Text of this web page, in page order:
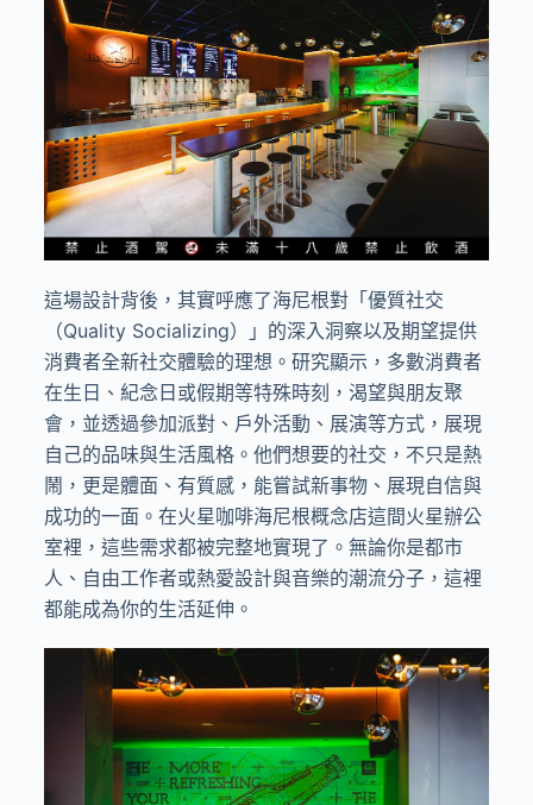
這場設計背後，其實呼應了海尼根對「優質社交
（Quality Socializing）」的深入洞察以及期望提供
消費者全新社交體驗的理想。研究顯示，多數消費者
在生日、紀念日或假期等特殊時刻，渴望與朋友聚
會，並透過參加派對、戶外活動、展演等方式，展現
自己的品味與生活風格。他們想要的社交，不只是熱
鬧，更是體面、有質感，能嘗試新事物、展現自信與
成功的一面。在火星咖啡海尼根概念店這間火星辦公
室裡，這些需求都被完整地實現了。無論你是都市
人、自由工作者或熱愛設計與音樂的潮流分子，這裡
都能成為你的生活延伸。